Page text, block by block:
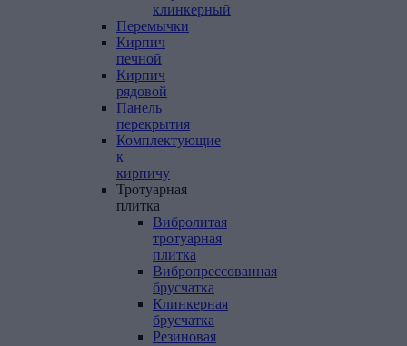
клинкерный
Перемычки
Кирпич
печной
Кирпич
рядовой
Панель
перекрытия
Комплектующие
к
кирпичу
Тротуарная
плитка
Вибролитая
тротуарная
плитка
Вибропрессованная
брусчатка
Клинкерная
брусчатка
Резиновая